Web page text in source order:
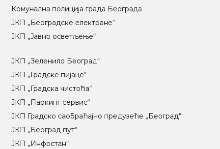
Комунална полиција града Београда
ЈКП „Београдске електране“
ЈКП „Јавно осветљење“
ЈКП „Зеленило Београд“
ЈКП „Градске пијаце“
ЈКП „Градска чистоћа“
ЈКП „Паркинг сервис“
ЈКП Градско саобраћајно предузеће „Београд“
ЈКП „Београд пут“
ЈКП „Инфостан“